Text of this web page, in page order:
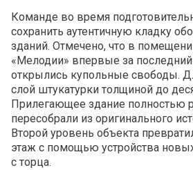
Команде во время
сохранить аутентичную кладку
зданий. Отмечено, что в
«Мелодии» впервые за
открылись купольные свободы.
слой штукатурки толщиной до
Прилегающее здание полностью
пересобрали из оригинального
Второй уровень объекта
этаж с помощью устройства
с торца.